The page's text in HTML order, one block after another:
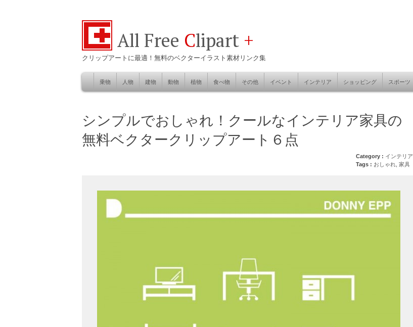
All Free Clipart +
クリップアートに最適！無料のベクターイラスト素材リンク集
Skip
content
乗物 人物 建物 動物 植物 食べ物 その他 イベント インテリア ショッピング スポーツ
シンプルでおしゃれ！クールなインテリア家具の
無料ベクタークリップアート６点
Category : インテリア
Tags : おしゃれ 家具